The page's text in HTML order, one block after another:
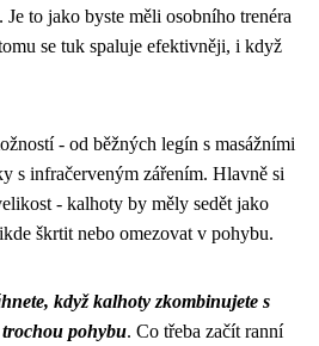
Je to jako byste měli osobního trenéra
se tuk spaluje efektivněji, i když
- od běžných legín s masážními
s infračerveným zářením. Hlavně si
- kalhoty by měly sedět jako
škrtit nebo omezovat v pohybu.
když kalhoty zkombinujete s
pohybu. Co třeba začít ranní